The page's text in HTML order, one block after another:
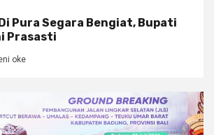
Pura Segara Bengiat, Bupati
Prasasti
oke